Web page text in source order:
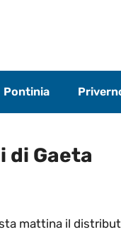
Pontinia
di Gaeta
mattina il